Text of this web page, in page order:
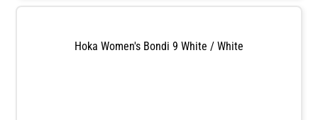
Hoka Women's Bondi 9 White / White